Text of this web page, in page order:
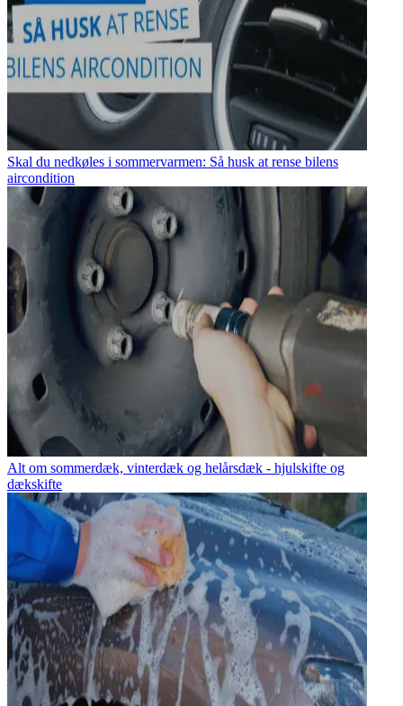
Skal du nedkøles i sommervarmen: Så husk at rense bilens
aircondition
Alt om sommerdæk, vinterdæk og helårsdæk - hjulskifte og
dækskifte